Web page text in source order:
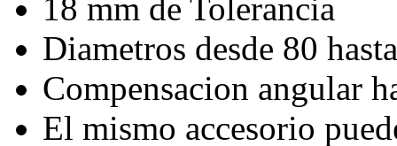
18 mm de Tolerancia
Diametros desde 80
Compensacion angular
El mismo accesorio